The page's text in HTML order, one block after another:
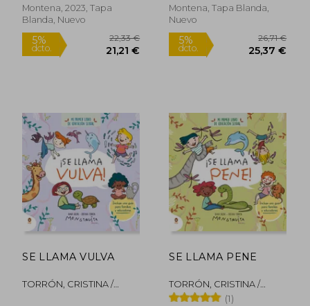
5%
dcto.
22,33 €
21,21 €
5%
dcto. 20,40
Montena, 2023, Tapa
Blanda, Nuevo
Montena, Tapa Blanda,
Nuevo
SE LLAMA VULVA
TORRÓN, CRISTINA /
SE LLAMA PENE
TORRÓN, CRISTINA /
SALVIA, ANNA(1)